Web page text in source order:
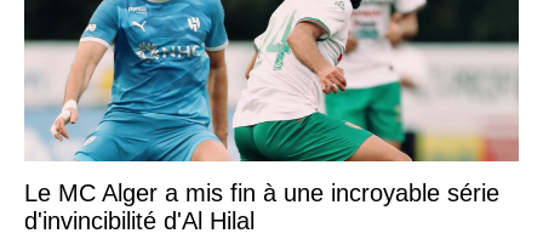
Le MC Alger a mis fin à une incroyable série
d'invincibilité d'Al Hilal